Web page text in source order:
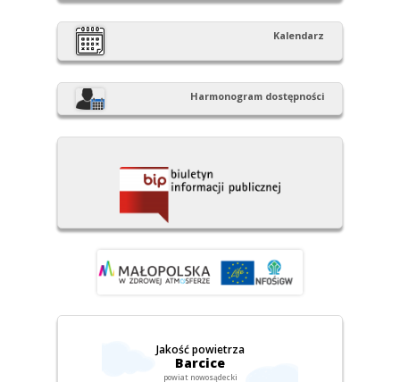
Kalendarz
Harmonogram dostępności